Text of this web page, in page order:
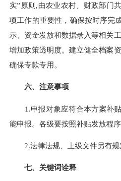
实”原则,由农业农村、财政部门
项工作的重要性，确保按时序完
示、资金发放和数据录入等相关
增加政策透明度。建立健全档案
确保专款专用。
六、注意事项
1.申报对象应符合本方案补贴
能申报。各级要按照补贴发放程
2.法律法规、上级文件另有规
七、关键词诠释